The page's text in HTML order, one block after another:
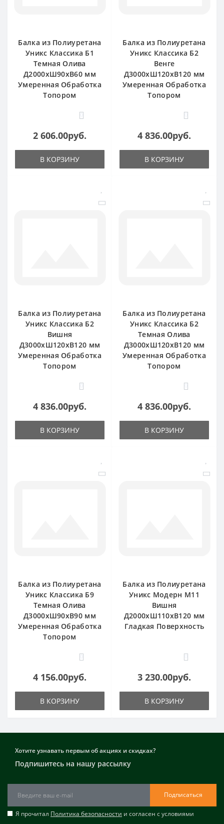
Балка из Полиуретана
Уникс Классика Б1
Темная Олива
Д2000хШ90хВ60 мм
Умеренная Обработка
Топором
0
2 606.00руб.
В КОРЗИНУ
Балка из Полиуретана
Уникс Классика Б2
Венге
Д3000хШ120хВ120 мм
Умеренная Обработка
Топором
0
4 836.00руб.
В КОРЗИНУ
Балка из Полиуретана
Уникс Классика Б2
Вишня
Д3000хШ120хВ120 мм
Умеренная Обработка
Топором
0
4 836.00руб.
В КОРЗИНУ
Балка из Полиуретана
Уникс Классика Б2
Темная Олива
Д3000хШ120хВ120 мм
Умеренная Обработка
Топором
0
4 836.00руб.
В КОРЗИНУ
Балка из Полиуретана
Уникс Классика Б9
Темная Олива
Д3000хШ90хВ90 мм
Умеренная Обработка
Топором
0
4 156.00руб.
В КОРЗИНУ
Балка из Полиуретана
Уникс Модерн М11
Вишня
Д2000хШ110хВ120 мм
Гладкая Поверхность
0
3 230.00руб.
В КОРЗИНУ
Хотите узнавать первым об акциях и скидках?
Подпишитесь на нашу рассылку
Подписаться
Я прочитал Политика безопасности и согласен с условиями